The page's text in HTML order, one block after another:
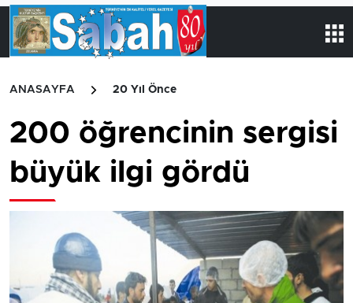
ANASAYFA 20 Yıl Önce
200 öğrencinin sergisi
büyük ilgi gördü